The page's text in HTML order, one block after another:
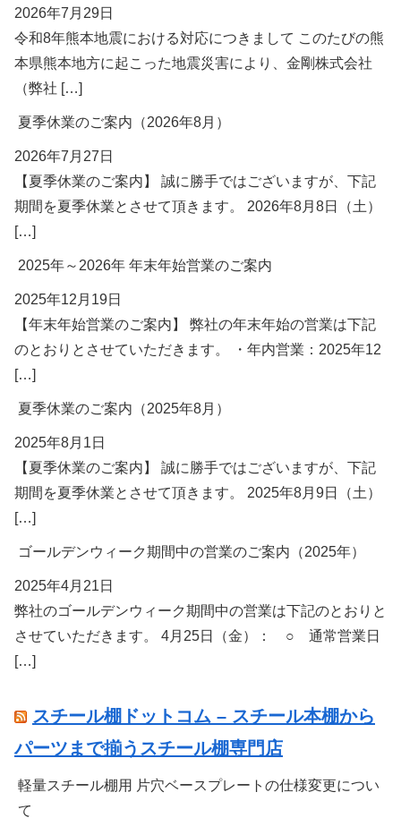
2026年7月29日
令和8年熊本地震における対応につきまして このたびの熊
本県熊本地方に起こった地震災害により、金剛株式会社
（弊社 […]
夏季休業のご案内（2026年8月）
2026年7月27日
【夏季休業のご案内】 誠に勝手ではございますが、下記
期間を夏季休業とさせて頂きます。 2026年8月8日（土）
[…]
2025年～2026年 年末年始営業のご案内
2025年12月19日
【年末年始営業のご案内】 弊社の年末年始の営業は下記
のとおりとさせていただきます。 ・年内営業：2025年12
[…]
夏季休業のご案内（2025年8月）
2025年8月1日
【夏季休業のご案内】 誠に勝手ではございますが、下記
期間を夏季休業とさせて頂きます。 2025年8月9日（土）
[…]
ゴールデンウィーク期間中の営業のご案内（2025年）
2025年4月21日
弊社のゴールデンウィーク期間中の営業は下記のとおりと
させていただきます。 4月25日（金）： ○ 通常営業日
[…]
スチール棚ドットコム – スチール本棚から
パーツまで揃うスチール棚専門店
軽量スチール棚用 片穴ベースプレートの仕様変更につい
て